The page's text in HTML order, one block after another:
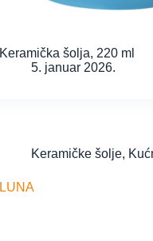
Keramička šolja, 220 ml
5. januar 2026.
Keramičke šolje,
LUNA